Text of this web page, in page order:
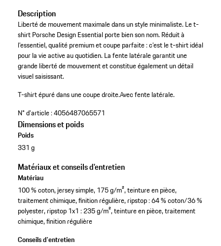
Description
Liberté de mouvement maximale dans un style minimaliste. Le t-
shirt Porsche Design Essential porte bien son nom. Réduit à
l’essentiel, qualité premium et coupe parfaite : c’est le t-shirt idéal
pour la vie active au quotidien. La fente latérale garantit une
grande liberté de mouvement et constitue également un détail
visuel saisissant.
T-shirt épuré dans une coupe droite.Avec fente latérale.
N° d'article :4056487065571
Dimensions et poids
Poids
331 g
Matériaux et conseils d'entretien
Matériau
100 % coton, jersey simple, 175 g/m², teinture en pièce,
traitement chimique, finition régulière, ripstop : 64 % coton/36 %
polyester, ripstop 1x1 : 235 g/m², teinture en pièce, traitement
chimique, finition régulière
Conseils d'entretien